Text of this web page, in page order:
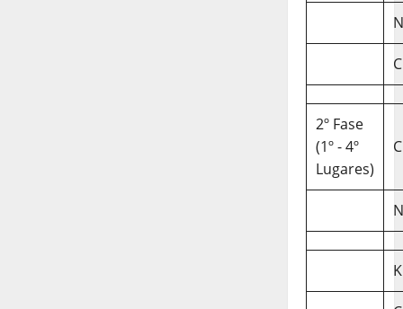
2º Fase
(1º - 4º
Lugares)